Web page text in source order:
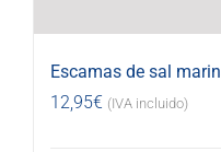
Escamas de sal
12,95€ (IVA incluido)